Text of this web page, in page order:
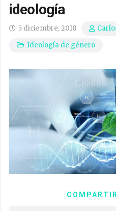
ideología
5 diciembre, 2018
Ideología de género